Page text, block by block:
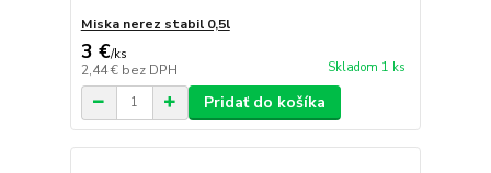
Miska nerez stabil 0,5l
3 €/ks
2,44 € bez DPH Skladom 1 ks
Pridať do košíka